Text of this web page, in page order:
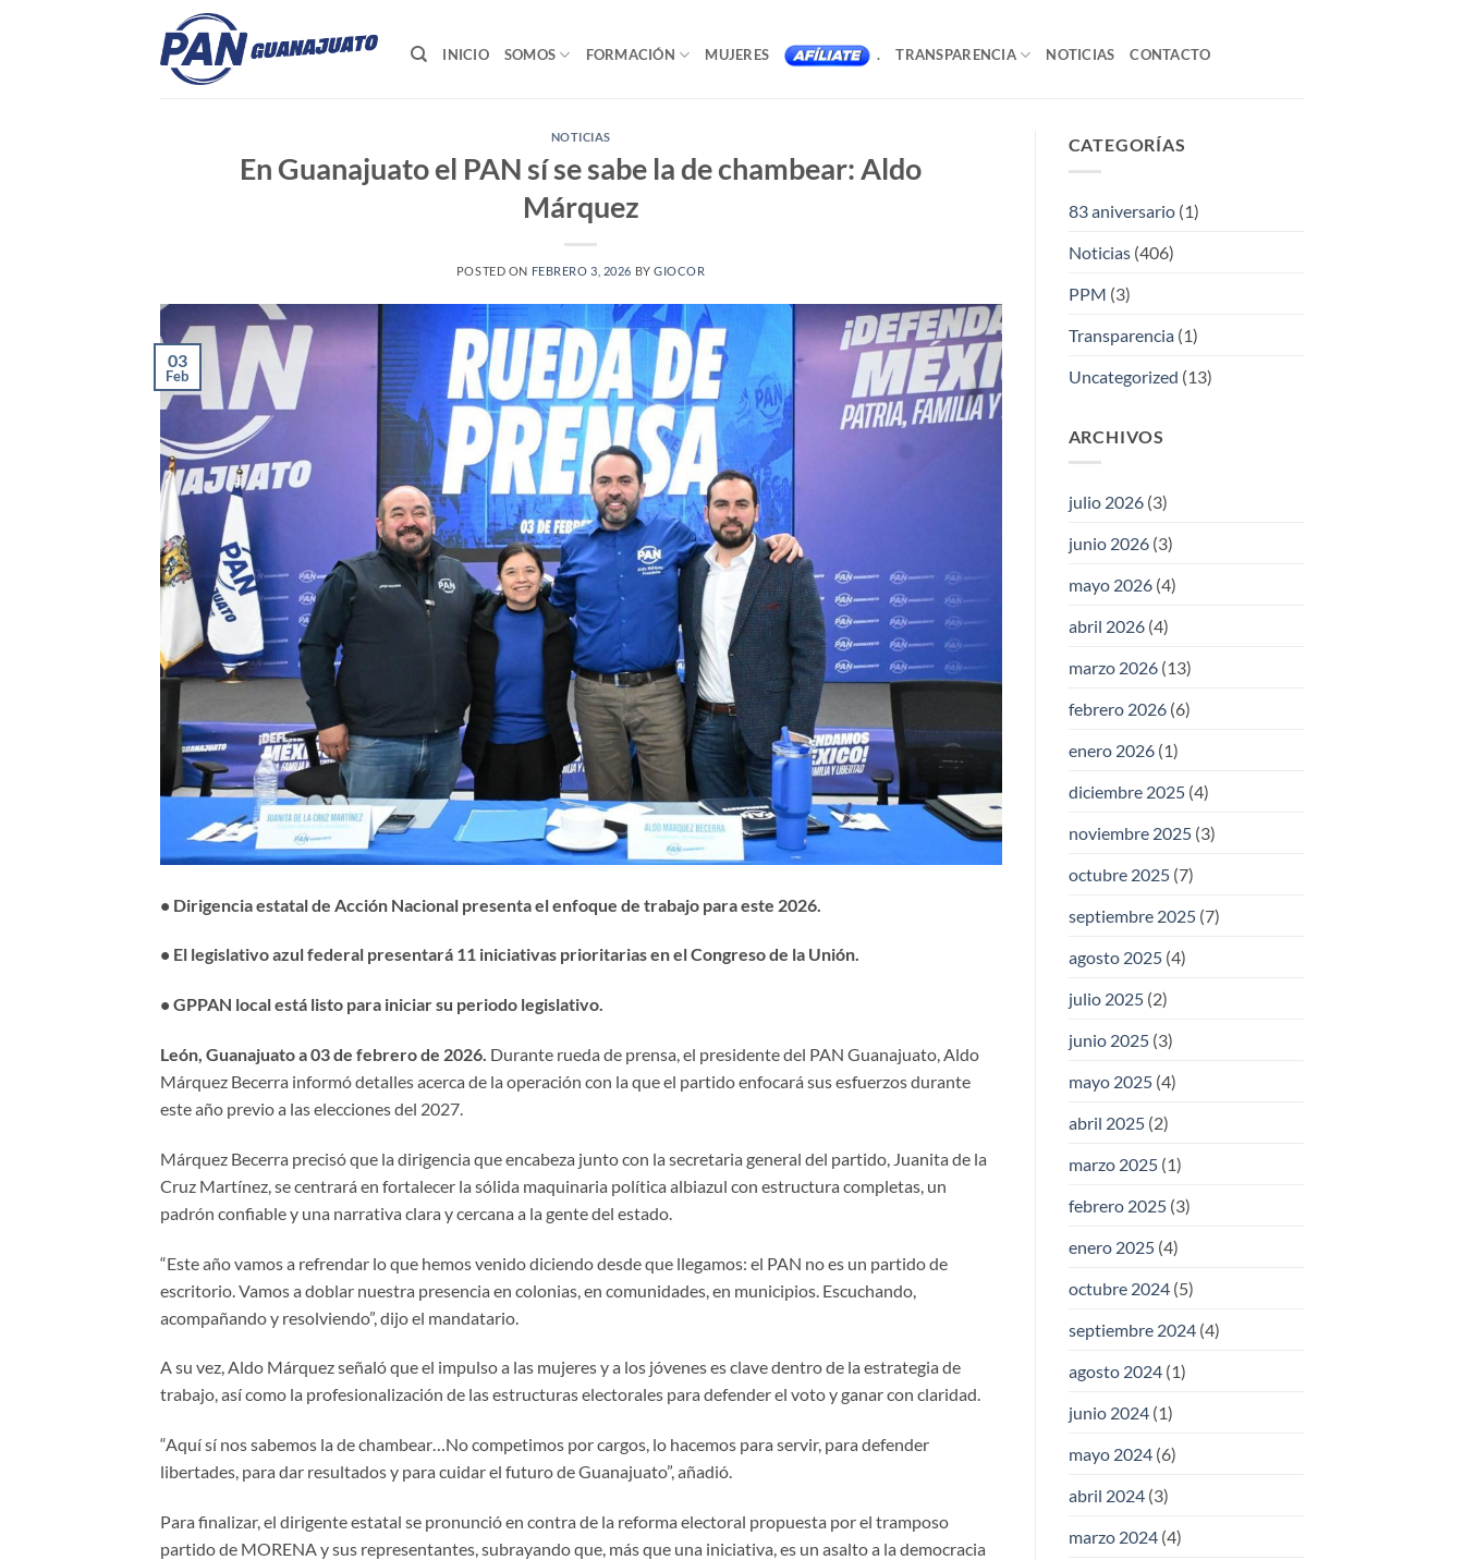
INICIO SOMOS FORMACIÓN MUJERES . TRANSPARENCIA NOTICIAS CONTACTO
NOTICIAS
En Guanajuato el PAN sí se sabe la de chambear: Aldo
Márquez
POSTED ON FEBRERO 3, 2026 BYGIOCOR
03
Feb
• Dirigencia estatal de Acción Nacional presenta el enfoque de trabajo para este 2026.
• El legislativo azul federal presentará 11 iniciativas prioritarias en el Congreso de la Unión.
• GPPAN local está listo para iniciar su periodo legislativo.
León, Guanajuato a 03 de febrero de 2026. Durante rueda de prensa, el presidente del PAN Guanajuato, Aldo
Márquez Becerra informó detalles acerca de la operación con la que el partido enfocará sus esfuerzos durante
este año previo a las elecciones del 2027.
Márquez Becerra precisó que la dirigencia que encabeza junto con la secretaria general del partido, Juanita de la
Cruz Martínez, se centrará en fortalecer la sólida maquinaria política albiazul con estructura completas, un
padrón confiable y una narrativa clara y cercana a la gente del estado.
“Este año vamos a refrendar lo que hemos venido diciendo desde que llegamos: el PAN no es un partido de
escritorio. Vamos a doblar nuestra presencia en colonias, en comunidades, en municipios. Escuchando,
acompañando y resolviendo”, dijo el mandatario.
A su vez, Aldo Márquez señaló que el impulso a las mujeres y a los jóvenes es clave dentro de la estrategia de
trabajo, así como la profesionalización de las estructuras electorales para defender el voto y ganar con claridad.
“Aquí sí nos sabemos la de chambear…No competimos por cargos, lo hacemos para servir, para defender
libertades, para dar resultados y para cuidar el futuro de Guanajuato”, añadió.
Para finalizar, el dirigente estatal se pronunció en contra de la reforma electoral propuesta por el tramposo
partido de MORENA y sus representantes, subrayando que, más que una iniciativa, es un asalto a la democracia
CATEGORÍAS
83 aniversario(1)
Noticias(406)
PPM (3)
Transparencia(1)
Uncategorized (13)
ARCHIVOS
julio 2026(3)
junio 2026(3)
mayo 2026(4)
abril 2026(4)
marzo 2026(13)
febrero 2026(6)
enero 2026(1)
diciembre 2025(4)
noviembre 2025(3)
octubre 2025(7)
septiembre 2025(7)
agosto 2025(4)
julio 2025(2)
junio 2025(3)
mayo 2025(4)
abril 2025(2)
marzo 2025(1)
febrero 2025(3)
enero 2025(4)
octubre 2024(5)
septiembre 2024(4)
agosto 2024(1)
junio 2024(1)
mayo 2024(6)
abril 2024(3)
marzo 2024(4)